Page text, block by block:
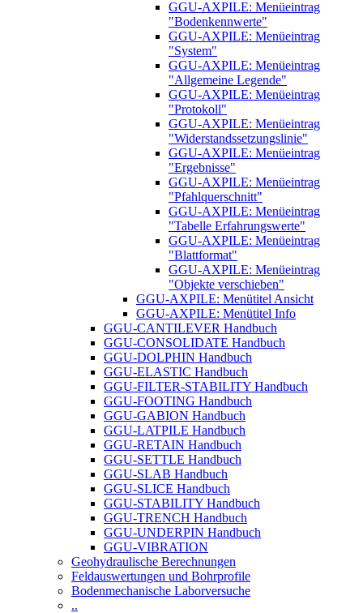
GGU-AXPILE: Menüeintrag
"Bodenkennwerte"
GGU-AXPILE: Menüeintrag
"System"
GGU-AXPILE: Menüeintrag
"Allgemeine Legende"
GGU-AXPILE: Menüeintrag
"Protokoll"
GGU-AXPILE: Menüeintrag
"Widerstandssetzungslinie"
GGU-AXPILE: Menüeintrag
"Ergebnisse"
GGU-AXPILE: Menüeintrag
"Pfahlquerschnitt"
GGU-AXPILE: Menüeintrag
"Tabelle Erfahrungswerte"
GGU-AXPILE: Menüeintrag
"Blattformat"
GGU-AXPILE: Menüeintrag
"Objekte verschieben"
GGU-AXPILE: Menütitel Ansicht
GGU-AXPILE: Menütitel Info
GGU-CANTILEVER Handbuch
GGU-CONSOLIDATE Handbuch
GGU-DOLPHIN Handbuch
GGU-ELASTIC Handbuch
GGU-FILTER-STABILITY Handbuch
GGU-FOOTING Handbuch
GGU-GABION Handbuch
GGU-LATPILE Handbuch
GGU-RETAIN Handbuch
GGU-SETTLE Handbuch
GGU-SLAB Handbuch
GGU-SLICE Handbuch
GGU-STABILITY Handbuch
GGU-TRENCH Handbuch
GGU-UNDERPIN Handbuch
GGU-VIBRATION
Geohydraulische Berechnungen
Feldauswertungen und Bohrprofile
Bodenmechanische Laborversuche
..